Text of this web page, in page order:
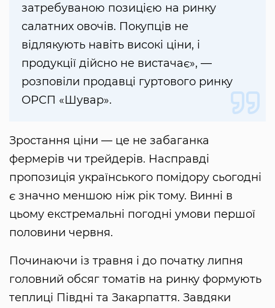
затребуваною позицією на ринку
салатних овочів. Покупців не
відлякують навіть високі ціни, і
продукції дійсно не вистачає», —
розповіли продавці гуртового ринку
ОРСП «Шувар».
Зростання ціни — це не забаганка
фермерів чи трейдерів. Насправді
пропозиція українського помідору сьогодні
є значно меншою ніж рік тому. Винні в
цьому екстремальні погодні умови першої
половини червня.
Починаючи із травня і до початку липня
головний обсяг томатів на ринку формують
теплиці Півдні та Закарпаття. Завдяки